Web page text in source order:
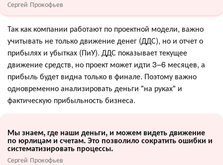
Сергей Прокофьев
Так как компании работают по проектной модели, важно
учитывать не только движение денег (ДДС), но и отчет о
прибылях и убытках (ПиУ). ДДС показывает текущее
движение средств, но проект может идти 3–6 месяцев, а
прибыль будет видна только в финале. Поэтому важно
одновременно анализировать деньги "на руках" и
фактическую прибыльность бизнеса.
Мы знаем, где наши деньги, и можем видеть движение
по юрлицам и счетам. Это позволило сократить ошибки и
систематизировать процессы.
Сергей Прокофьев